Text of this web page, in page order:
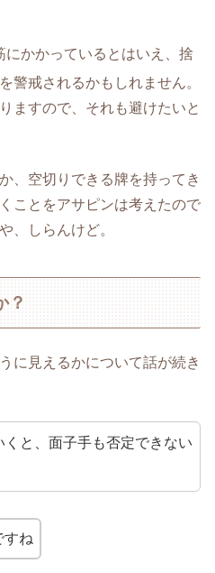
にかかっているとはいえ、捨
警戒されるかもしれません。
ますので、それも避けたいと
、空切りできる牌を持ってき
ことをアサピンは考えたので
、しらんけど。
？
に見えるかについて話が続き
くと、面子手も否定できない
すね